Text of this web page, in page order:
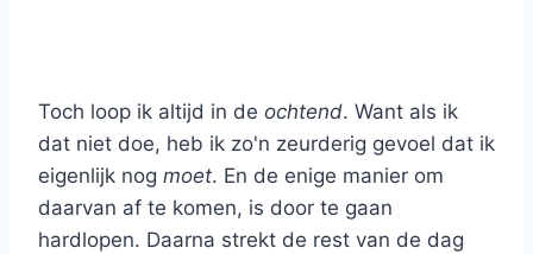
Toch loop ik altijd in de ochtend. Want als ik
dat niet doe, heb ik zo'n zeurderig gevoel dat ik
eigenlijk nog moet. En de enige manier om
daarvan af te komen, is door te gaan
hardlopen. Daarna strekt de rest van de dag